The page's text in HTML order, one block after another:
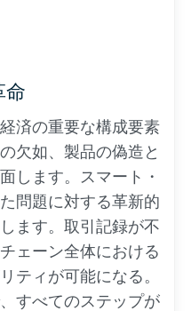
命
済の重要な構成要素
欠如、製品の偽造と
します。スマート・
問題に対する革新的
ます。取引記録が不
ェーン全体における
ティが可能になる。
すべてのステップが